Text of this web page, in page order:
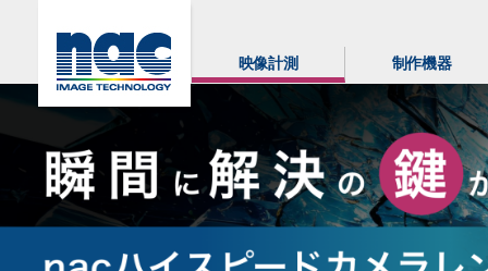
映像計測 制作機器